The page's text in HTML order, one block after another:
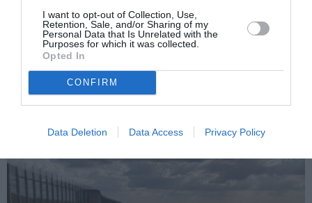
I want to opt-out of Collection, Use,
Retention, Sale, and/or Sharing of my
Personal Data that Is Unrelated with the
Purposes for which it was collected.
Opted In
CONFIRM
Data Deletion Data Access Privacy Policy
ATTUALITÀ
Tratta e grave sfruttamento, 36 milioni per
rafforzare assistenza e integrazione delle